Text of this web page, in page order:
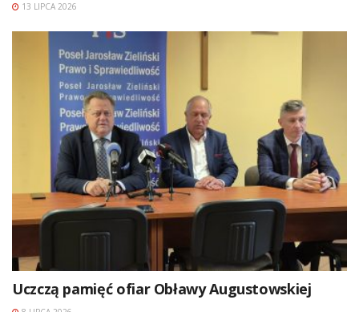
13 LIPCA 2026
Uczczą pamięć ofiar Obławy Augustowskiej